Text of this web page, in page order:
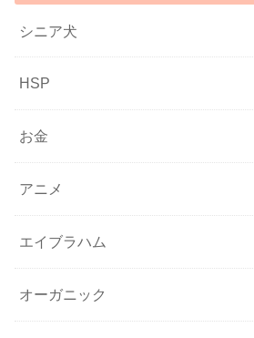
シニア犬
HSP
お金
アニメ
エイブラハム
オーガニック